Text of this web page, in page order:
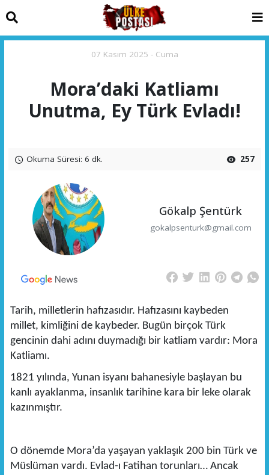
07 Kasım 2025 - Cuma
Mora’daki Katliamı
Unutma, Ey Türk Evladı!
Okuma Süresi: 6 dk. 257
Gökalp Şentürk
gokalpsenturk@gmail.com
Tarih, milletlerin hafızasıdır. Hafızasını kaybeden
millet, kimliğini de kaybeder. Bugün birçok Türk
gencinin dahi adını duymadığı bir katliam vardır: Mora
Katliamı.
1821 yılında, Yunan isyanı bahanesiyle başlayan bu
kanlı ayaklanma, insanlık tarihine kara bir leke olarak
kazınmıştır.
O dönemde Mora’da yaşayan yaklaşık 200 bin Türk ve
Müslüman vardı. Evlad-ı Fatihan torunları… Ancak